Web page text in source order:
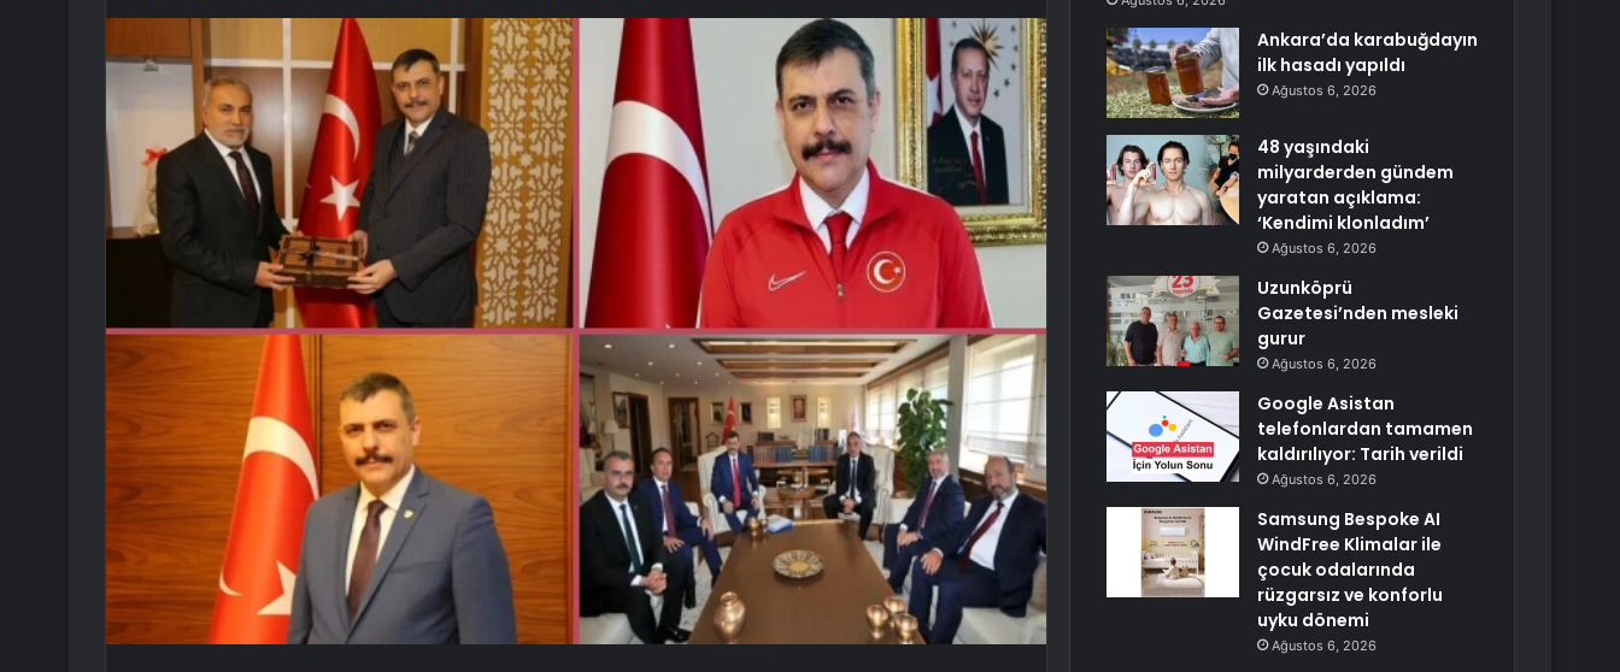
Ankara’da karabuğdayın
ilk hasadı yapıldı
Ağustos 6, 2026
48 yaşındaki
milyarderden gündem
yaratan açıklama:
‘Kendimi klonladım’
Ağustos 6, 2026
Uzunköprü
Gazetesi’nden mesleki
gurur
Ağustos 6, 2026
Google Asistan
telefonlardan tamamen
kaldırılıyor: Tarih verildi
Ağustos 6, 2026
Samsung Bespoke AI
WindFree Klimalar ile
çocuk odalarında
rüzgarsız ve konforlu
uyku dönemi
Ağustos 6, 2026